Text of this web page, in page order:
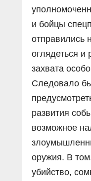
и бойцы
отправились
оглядеться и
захвата
Следовало
развития
возможное
оружия. В
убийство,